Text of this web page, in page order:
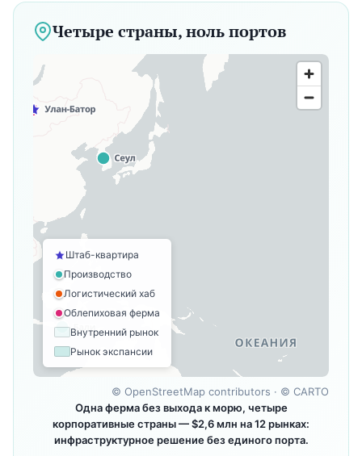
Четыре страны, ноль портов
Штаб-квартира
Производство
Логистический хаб
Облепиховая ферма
Внутренний рынок
Рынок экспансии
© OpenStreetMap contributors · © CARTO
Одна ферма без выхода к морю, четыре
корпоративные страны — $2,6 млн на 12 рынках:
инфраструктурное решение без единого порта.